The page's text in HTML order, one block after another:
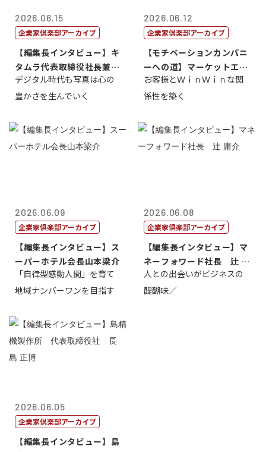
2026.06.15
企業家倶楽部アーカイブ
【編集長インタビュー】キ
タムラ代表取締役社長兼Ｃ
ＯＯ 武川 ...
デジタル時代も写真は心の
豊かさを生んでいく
2026.06.12
企業家倶楽部アーカイブ
【モチベーションカンパニ
ーへの道】マーケットエン
タープライズ...
お客様とＷｉｎＷｉｎな関
係性を築く
2026.06.09
企業家倶楽部アーカイブ
【編集長インタビュー】ス
ーパーホテル会長山本梁介
「自律型感動人間」を育て
地域ナンバーワンを目指す
2026.06.08
企業家倶楽部アーカイブ
【編集長インタビュー】マ
ネーフォワード社長 辻 庸
介
人との出会いがビジネスの
醍醐味／
2026.06.05
企業家倶楽部アーカイブ
【編集長インタビュー】島